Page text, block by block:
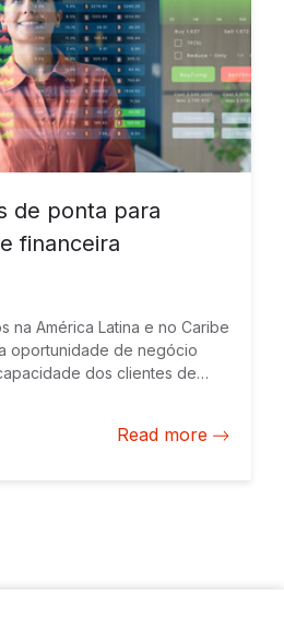
de ponta para
financeira
na América Latina e no Caribe
oportunidade de negócio
dos clientes de
Read more